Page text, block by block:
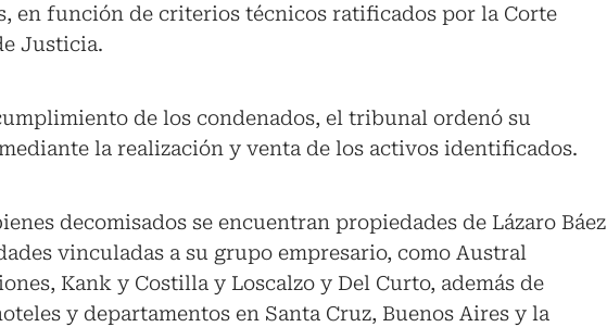
en función de criterios técnicos ratificados por la Corte
Justicia.
de los condenados, el tribunal ordenó su
la realización y venta de los activos identificados.
decomisados se encuentran propiedades de Lázaro Báez
vinculadas a su grupo empresario, como Austral
Kank y Costilla y Loscalzo y Del Curto, además de
y departamentos en Santa Cruz, Buenos Aires y la